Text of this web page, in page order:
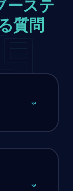
ーステ
質問